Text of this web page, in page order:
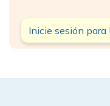
Inicie sesión para